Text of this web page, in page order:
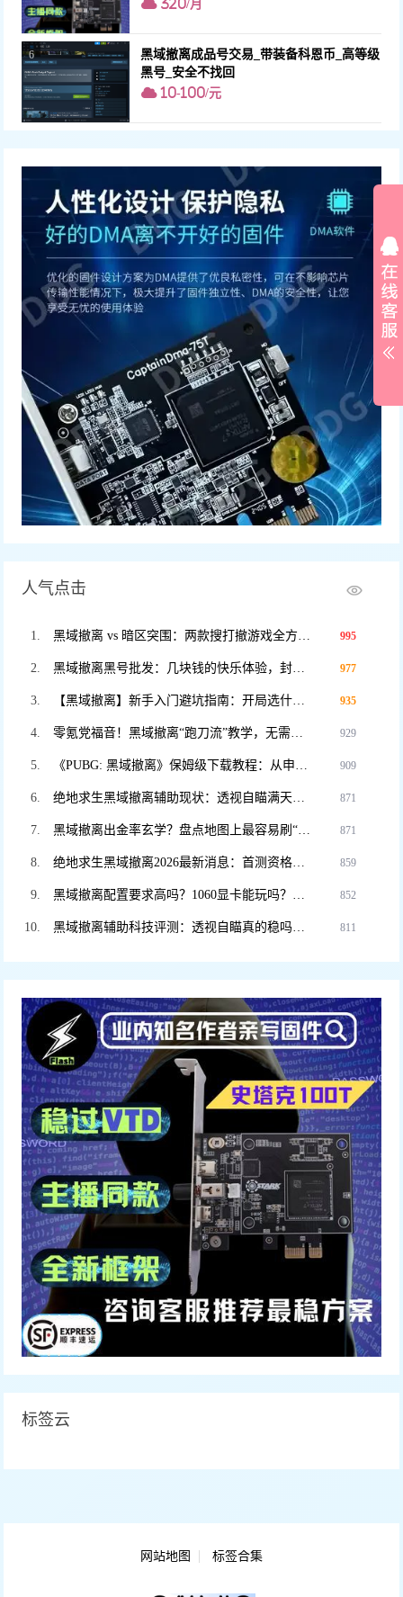
320/月
6
黑域撤离成品号交易_带装备科恩币_高等级
黑号_安全不找回
10-100/元
人气点击
黑域撤离 vs 暗区突围：两款搜打撤游戏全方位对比，谁才是2025年版本之子？ 995
黑域撤离黑号批发：几块钱的快乐体验，封号不心疼，暴力测试专用！ 977
【黑域撤离】新手入门避坑指南：开局选什么职业？这3个错误千万别犯！ 935
零氪党福音！黑域撤离“跑刀流”教学，无需装备也能把把血赚撤离。 929
《PUBG: 黑域撤离》保姆级下载教程：从申请资格到进入游戏，看这一篇就够了！ 909
绝地求生黑域撤离辅助现状：透视自瞄满天飞？教你如何安全“科技”防封。 871
黑域撤离出金率玄学？盘点地图上最容易刷“大金”的5个隐藏点位！ 871
绝地求生黑域撤离2026最新消息：首测资格如何申请？官网预约入口在此。 859
黑域撤离配置要求高吗？1060显卡能玩吗？老电脑流畅运行设置教程。 852
黑域撤离辅助科技评测：透视自瞄真的稳吗？DMA硬件挂和软件挂怎么选 811
标签云
网站地图 标签合集